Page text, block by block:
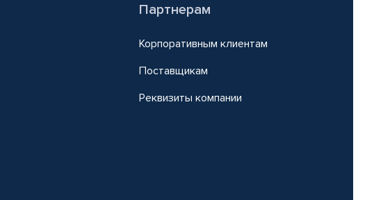
Партнерам
Корпоративным клиентам
Поставщикам
Реквизиты компании